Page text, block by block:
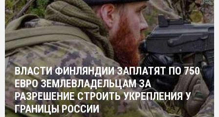
ВЛАСТИ ФИНЛЯНДИИ ЗАПЛАТЯТ ПО 750
ЕВРО ЗЕМЛЕВЛАДЕЛЬЦАМ ЗА
РАЗРЕШЕНИЕ СТРОИТЬ УКРЕПЛЕНИЯ У
ГРАНИЦЫ РОССИИ